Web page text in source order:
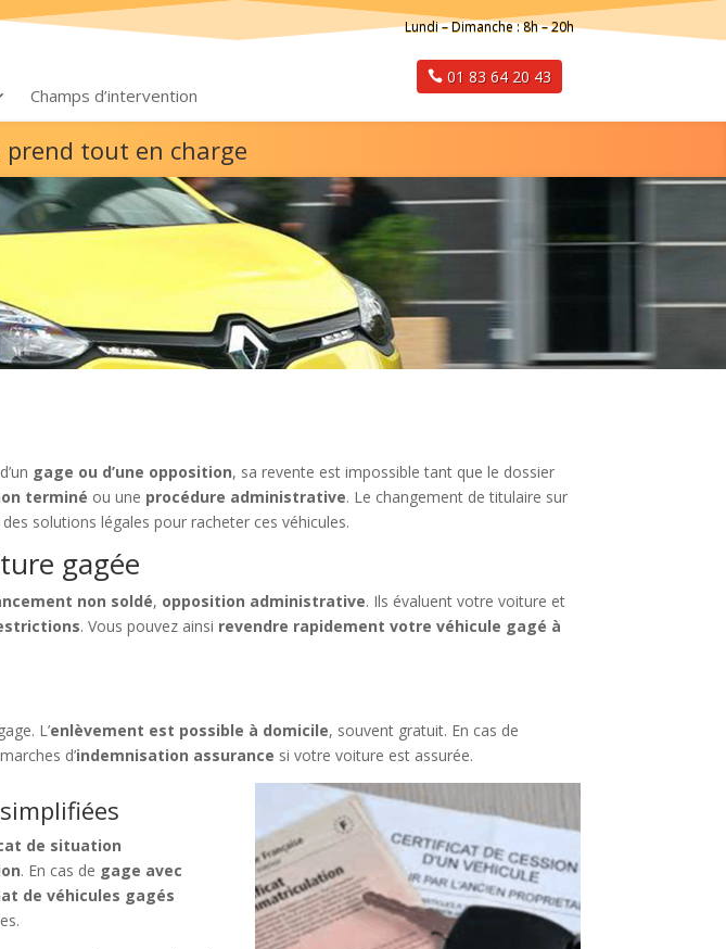
Champs d’intervention
Lundi – Dimanche : 8h – 20h
01 83 64 20 43
prend tout en charge
gage ou d’une opposition, sa revente est impossible tant que le dossier
terminé ou une procédure administrative. Le changement de titulaire sur
solutions légales pour racheter ces véhicules.
gagée
non soldé, opposition administrative. Ils évaluent votre voiture et
. Vous pouvez ainsi revendre rapidement votre véhicule gagé à
L’enlèvement est possible à domicile, souvent gratuit. En cas de
d’indemnisation assurance si votre voiture est assurée.
de situation
. En cas de gage avec
de véhicules gagés